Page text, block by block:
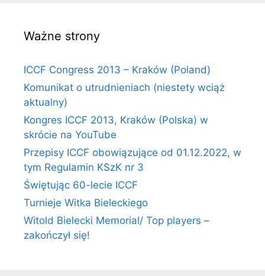
Ważne strony
ICCF Congress 2013 – Kraków (Poland)
Komunikat o utrudnieniach (niestety wciąż
aktualny)
Kongres ICCF 2013, Kraków (Polska) w
skrócie na YouTube
Przepisy ICCF obowiązujące od 01.12.2022, w
tym Regulamin KSzK nr 3
Świętując 60-lecie ICCF
Turnieje Witka Bieleckiego
Witold Bielecki Memorial/ Top players –
zakończył się!